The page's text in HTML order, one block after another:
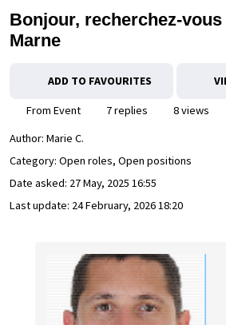
Bonjour, recherchez-
Marne
ADD TO FAVOURITES
From Event 7 replies
8 views
Author: Marie C.
Category: Open roles, Open positions
Date asked: 27 May, 2025 16:55
Last update: 24 February, 2026 18:20